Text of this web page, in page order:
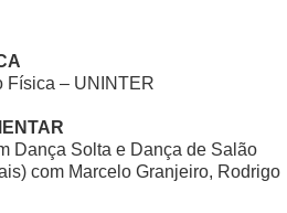
Física – UNINTER
Dança Solta e Dança de Salão
com Marcelo Granjeiro, Rodrigo